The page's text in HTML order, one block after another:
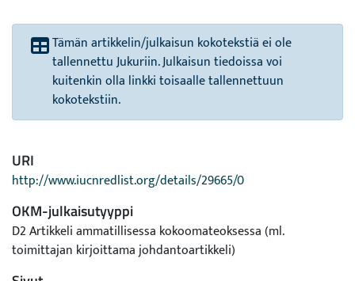
Tämän artikkelin/julkaisun kokotekstiä ei ole
tallennettu Jukuriin. Julkaisun tiedoissa voi
kuitenkin olla linkki toisaalle tallennettuun
kokotekstiin.
URI
http://www.iucnredlist.org/details/29665/0
OKM-julkaisutyyppi
D2 Artikkeli ammatillisessa kokoomateoksessa (ml.
toimittajan kirjoittama johdantoartikkeli)